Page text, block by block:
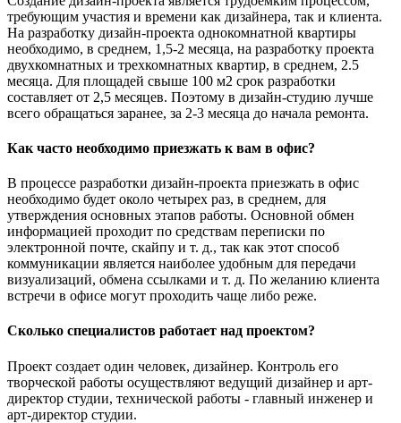
требующим участия и времени как дизайнера, так и клиента.
На разработку дизайн-проекта однокомнатной квартиры
необходимо, в среднем, 1,5-2 месяца, на разработку проекта
двухкомнатных и трехкомнатных квартир, в среднем, 2.5
месяца. Для площадей свыше 100 м2 срок разработки
составляет от 2,5 месяцев. Поэтому в дизайн-студию лучше
всего обращаться заранее, за 2-3 месяца до начала ремонта.
Как часто необходимо приезжать к вам в офис?
В процессе разработки дизайн-проекта приезжать в офис
необходимо будет около четырех раз, в среднем, для
утверждения основных этапов работы. Основной обмен
информацией проходит по средствам переписки по
электронной почте, скайпу и т. д., так как этот способ
коммуникации является наиболее удобным для передачи
визуализаций, обмена ссылками и т. д. По желанию клиента
встречи в офисе могут проходить чаще либо реже.
Сколько специалистов работает над проектом?
Проект создает один человек, дизайнер. Контроль его
творческой работы осуществляют ведущий дизайнер и арт-
директор студии, технической работы - главный инженер и
арт-директор студии.